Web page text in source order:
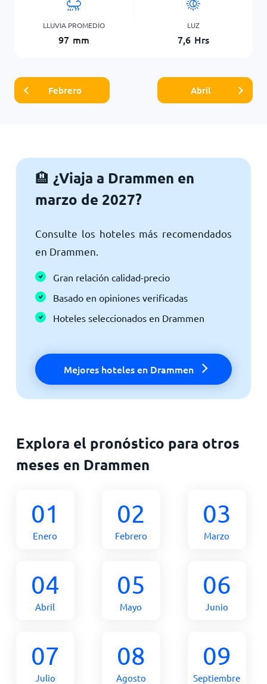
LLUVIA PROMEDIO
97 mm
LUZ
7,6 Hrs
Febrero Abril
🏨 ¿Viaja a Drammen en
marzo de 2027?
Consulte los hoteles más recomendados
en Drammen.
Gran relación calidad-precio
Basado en opiniones verificadas
Hoteles seleccionados en Drammen
Mejores hoteles en Drammen
Explora el pronóstico para otros
meses en Drammen
01
Enero
02
Febrero
03
Marzo
04
Abril
05
Mayo
06
Junio
07
Julio
08
Agosto
09
Septiembre